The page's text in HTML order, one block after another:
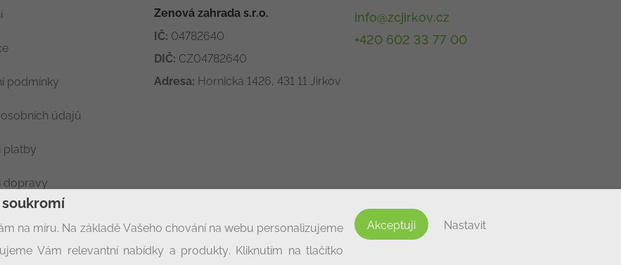
podmínky
údajů
platby
dopravy
Zenová zahrada s.r.o.
IČ: 04782640
DIČ: CZ04782640
Adresa: Hornická 1426, 431 11 Jirkov
info@zcjirkov.cz
+420 602 33 77 00
na míru. Na základě Vašeho chování na webu personalizujeme
Vám relevantní nabídky a produkty. Kliknutím na tlačítko
Akceptuji Nastavit